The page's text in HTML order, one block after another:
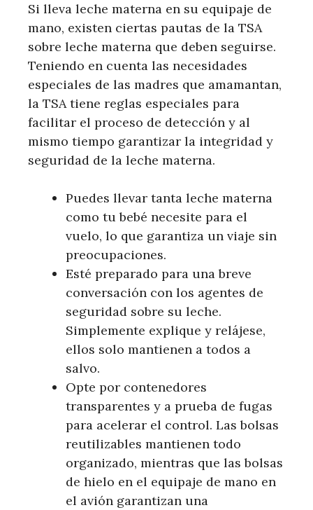
Si lleva leche materna en su equipaje de
mano, existen ciertas pautas de la TSA
sobre leche materna que deben seguirse.
Teniendo en cuenta las necesidades
especiales de las madres que amamantan,
la TSA tiene reglas especiales para
facilitar el proceso de detección y al
mismo tiempo garantizar la integridad y
seguridad de la leche materna.
Puedes llevar tanta leche materna
como tu bebé necesite para el
vuelo, lo que garantiza un viaje sin
preocupaciones.
Esté preparado para una breve
conversación con los agentes de
seguridad sobre su leche.
Simplemente explique y relájese,
ellos solo mantienen a todos a
salvo.
Opte por contenedores
transparentes y a prueba de fugas
para acelerar el control. Las bolsas
reutilizables mantienen todo
organizado, mientras que las bolsas
de hielo en el equipaje de mano en
el avión garantizan una